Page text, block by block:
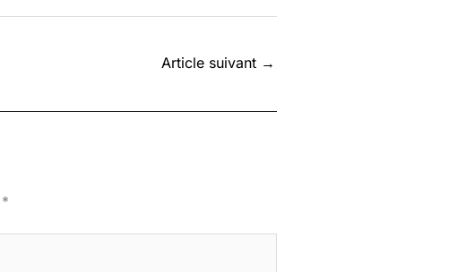
Article suivant →
*